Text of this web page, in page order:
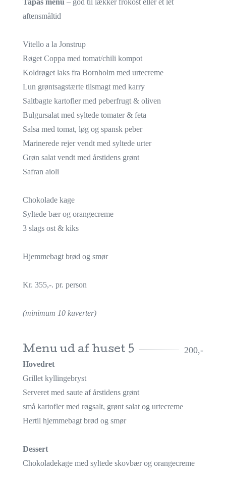
Tapas menu – god til lækker frokost eller et let
aftensmåltid
Vitello a la Jonstrup
Røget Coppa med tomat/chili kompot
Koldrøget laks fra Bornholm med urtecreme
Lun grøntsagstærte tilsmagt med karry
Saltbagte kartofler med peberfrugt & oliven
Bulgursalat med syltede tomater & feta
Salsa med tomat, løg og spansk peber
Marinerede rejer vendt med syltede urter
Grøn salat vendt med årstidens grønt
Safran aioli
Chokolade kage
Syltede bær og orangecreme
3 slags ost & kiks
Hjemmebagt brød og smør
Kr. 355,-. pr. person
(minimum 10 kuverter)
Menu ud af huset 5 200,-
Hovedret
Grillet kyllingebryst
Serveret med saute af årstidens grønt
små kartofler med røgsalt, grønt salat og urtecreme
Hertil hjemmebagt brød og smør
Dessert
Chokoladekage med syltede skovbær og orangecreme